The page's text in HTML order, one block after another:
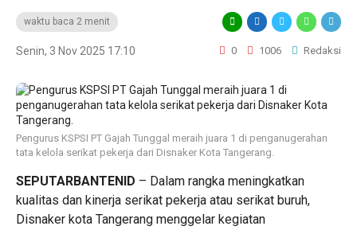
waktu baca 2 menit
Senin, 3 Nov 2025 17:10 0 1006 Redaksi
Pengurus KSPSI PT Gajah Tunggal meraih juara 1 di penganugerahan
tata kelola serikat pekerja dari Disnaker Kota Tangerang.
SEPUTARBANTENID – Dalam rangka meningkatkan
kualitas dan kinerja serikat pekerja atau serikat buruh,
Disnaker kota Tangerang menggelar kegiatan